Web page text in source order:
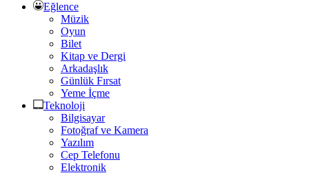
Eğlence
Müzik
Oyun
Bilet
Kitap ve Dergi
Arkadaşlık
Günlük Fırsat
Yeme İçme
Teknoloji
Bilgisayar
Fotoğraf ve Kamera
Yazılım
Cep Telefonu
Elektronik